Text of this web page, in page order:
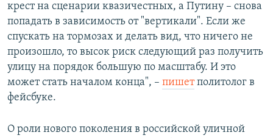
крест на сценарии квазичестных, а Путину – снова
попадать в зависимость от "вертикали". Если же
спускать на тормозах и делать вид, что ничего не
произошло, то высок риск следующий раз получить
улицу на порядок большую по масштабу. И это
может стать началом конца", – пишетполитолог в
фейсбуке.
О роли нового поколения в российской уличной